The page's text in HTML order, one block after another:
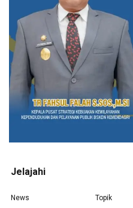
Jelajahi
News
Topik